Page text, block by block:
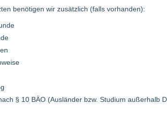
benötigen wir zusätzlich (falls vorhanden):
§ 10 BÄO (Ausländer bzw. Studium außerhalb